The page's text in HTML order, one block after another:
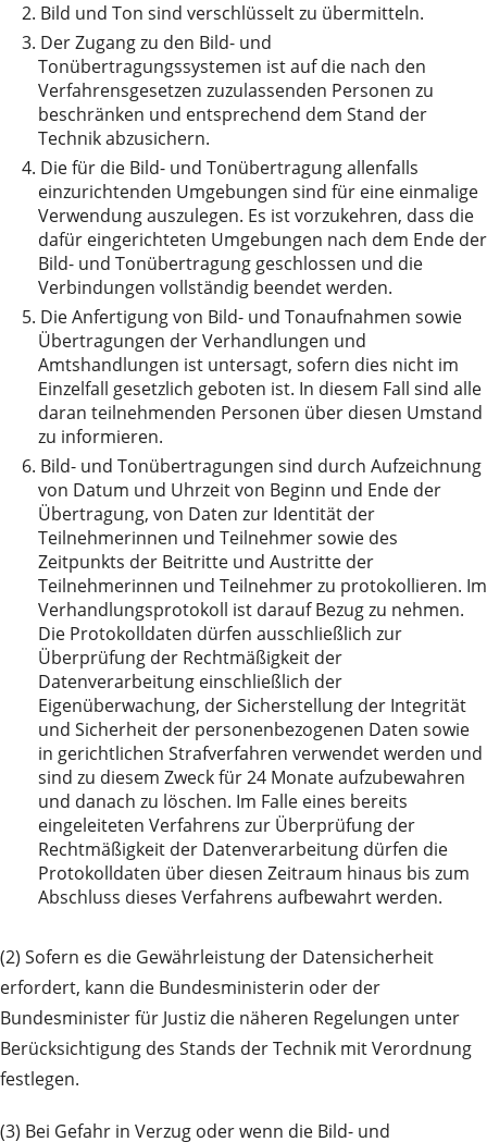
2. Bild und Ton sind verschlüsselt zu übermitteln.
3. Der Zugang zu den Bild- und
Tonübertragungssystemen ist auf die nach den
Verfahrensgesetzen zuzulassenden Personen zu
beschränken und entsprechend dem Stand der
Technik abzusichern.
4. Die für die Bild- und Tonübertragung allenfalls
einzurichtenden Umgebungen sind für eine einmalige
Verwendung auszulegen. Es ist vorzukehren, dass die
dafür eingerichteten Umgebungen nach dem Ende der
Bild- und Tonübertragung geschlossen und die
Verbindungen vollständig beendet werden.
5. Die Anfertigung von Bild- und Tonaufnahmen sowie
Übertragungen der Verhandlungen und
Amtshandlungen ist untersagt, sofern dies nicht im
Einzelfall gesetzlich geboten ist. In diesem Fall sind alle
daran teilnehmenden Personen über diesen Umstand
zu informieren.
6. Bild- und Tonübertragungen sind durch Aufzeichnung
von Datum und Uhrzeit von Beginn und Ende der
Übertragung, von Daten zur Identität der
Teilnehmerinnen und Teilnehmer sowie des
Zeitpunkts der Beitritte und Austritte der
Teilnehmerinnen und Teilnehmer zu protokollieren. Im
Verhandlungsprotokoll ist darauf Bezug zu nehmen.
Die Protokolldaten dürfen ausschließlich zur
Überprüfung der Rechtmäßigkeit der
Datenverarbeitung einschließlich der
Eigenüberwachung, der Sicherstellung der Integrität
und Sicherheit der personenbezogenen Daten sowie
in gerichtlichen Strafverfahren verwendet werden und
sind zu diesem Zweck für 24 Monate aufzubewahren
und danach zu löschen. Im Falle eines bereits
eingeleiteten Verfahrens zur Überprüfung der
Rechtmäßigkeit der Datenverarbeitung dürfen die
Protokolldaten über diesen Zeitraum hinaus bis zum
Abschluss dieses Verfahrens aufbewahrt werden.
(2) Sofern es die Gewährleistung der Datensicherheit
erfordert, kann die Bundesministerin oder der
Bundesminister für Justiz die näheren Regelungen unter
Berücksichtigung des Stands der Technik mit Verordnung
festlegen.
(3) Bei Gefahr in Verzug oder wenn die Bild- und